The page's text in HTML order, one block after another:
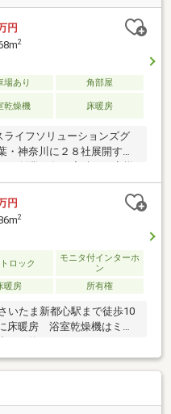
円
2
場あり
角部屋
乾燥機 床暖房
イフソリューションズグ
・神奈川に２８社展開する
買替え等全てをサポート致
宝ハウスフィナンシャルは
ウス支店業務を行ってま
働けなくになったとき
なしで３大疾病(ガン診断時
れた提携住宅ローンをご提
いの駆付けサービス（3年
アム (多様な特別優待サー
円
2
ロック
モニタ付インターホ
ン
暖房 所有権
いたま新都心駅まで徒歩10
床暖房 浴室乾燥機はミス